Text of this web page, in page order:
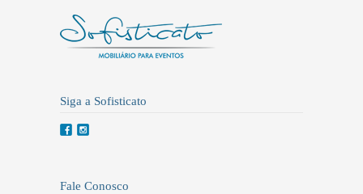
Siga a Sofisticato
Fale Conosco